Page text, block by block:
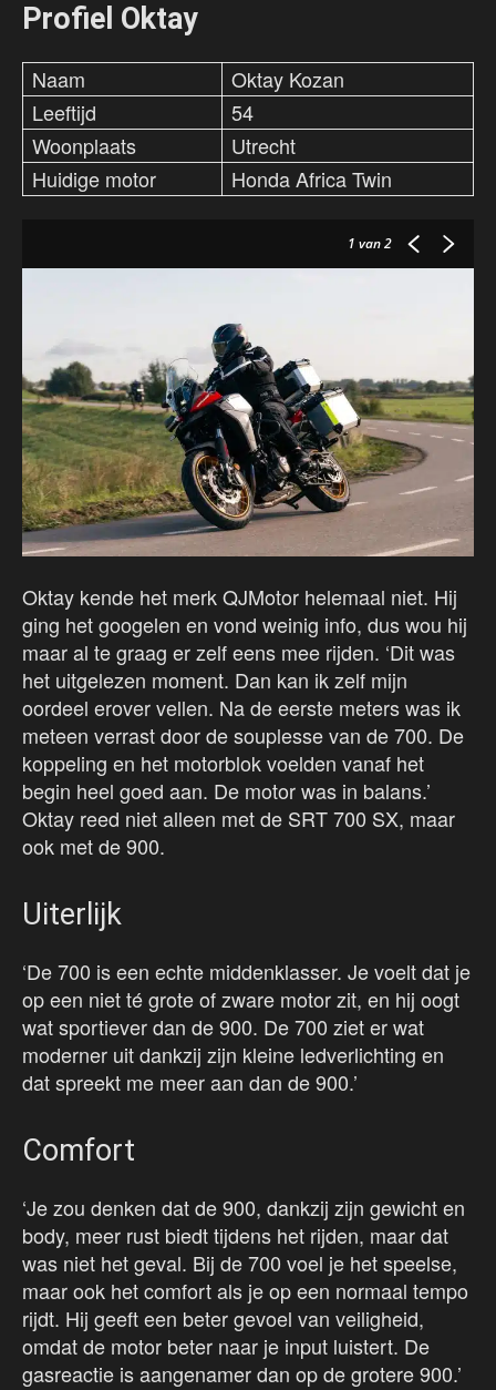
Profiel Oktay
Naam
Oktay Kozan
Leeftijd
54
Woonplaats
Utrecht
Huidige motor
Honda Africa Twin
1 van 2
Oktay kende het merk QJMotor helemaal niet. Hij
ging het googelen en vond weinig info, dus wou hij
maar al te graag er zelf eens mee rijden. ‘Dit was
het uitgelezen moment. Dan kan ik zelf mijn
oordeel erover vellen. Na de eerste meters was ik
meteen verrast door de souplesse van de 700. De
koppeling en het motorblok voelden vanaf het
begin heel goed aan. De motor was in balans.’
Oktay reed niet alleen met de SRT 700 SX, maar
ook met de 900.
Uiterlijk
‘De 700 is een echte middenklasser. Je voelt dat je
op een niet té grote of zware motor zit, en hij oogt
wat sportiever dan de 900. De 700 ziet er wat
moderner uit dankzij zijn kleine ledverlichting en
dat spreekt me meer aan dan de 900.’
Comfort
‘Je zou denken dat de 900, dankzij zijn gewicht en
body, meer rust biedt tijdens het rijden, maar dat
was niet het geval. Bij de 700 voel je het speelse,
maar ook het comfort als je op een normaal tempo
rijdt. Hij geeft een beter gevoel van veiligheid,
omdat de motor beter naar je input luistert. De
gasreactie is aangenamer dan op de grotere 900.’